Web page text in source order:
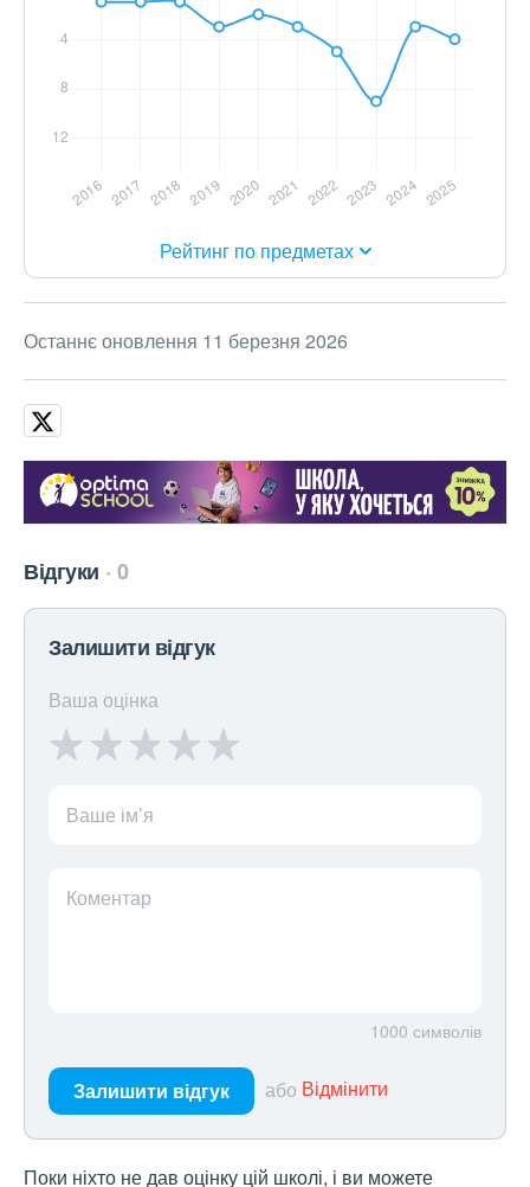
Рейтинг по предметах
Останнє оновлення 11 березня 2026
Відгуки 0
Залишити відгук
Ваша оцінка
Ваше ім’я
Коментар
1000 символів
Залишити відгук або Відмінити
Поки ніхто не дав оцінку цій школі, і ви можете